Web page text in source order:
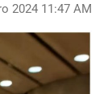
2024 11:47 AM